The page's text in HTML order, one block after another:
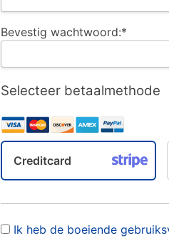
Bevestig wachtwoord:*
Selecteer betaalmethode
Creditcard
Ik heb de boeiende